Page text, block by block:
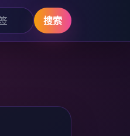
搜索